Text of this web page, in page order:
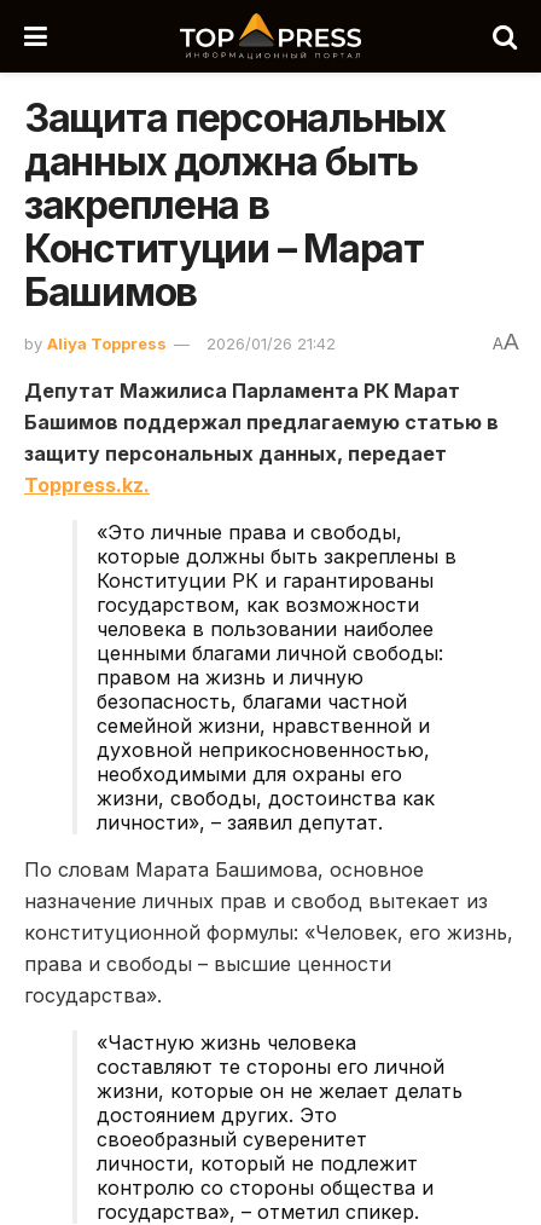
Защита персональных
данных должна быть
закреплена в
Конституции – Марат
Башимов
by Aliya Toppress 2026/01/26 21:42 AA
Депутат Мажилиса Парламента РК Марат
Башимов поддержал предлагаемую статью в
защиту персональных данных, передает
Toppress.kz.
«Это личные права и свободы,
которые должны быть закреплены в
Конституции РК и гарантированы
государством, как возможности
человека в пользовании наиболее
ценными благами личной свободы:
правом на жизнь и личную
безопасность, благами частной
семейной жизни, нравственной и
духовной неприкосновенностью,
необходимыми для охраны его
жизни, свободы, достоинства как
личности», – заявил депутат.
По словам Марата Башимова, основное
назначение личных прав и свобод вытекает из
конституционной формулы: «Человек, его жизнь,
права и свободы – высшие ценности
государства».
«Частную жизнь человека
составляют те стороны его личной
жизни, которые он не желает делать
достоянием других. Это
своеобразный суверенитет
личности, который не подлежит
контролю со стороны общества и
государства», – отметил спикер.